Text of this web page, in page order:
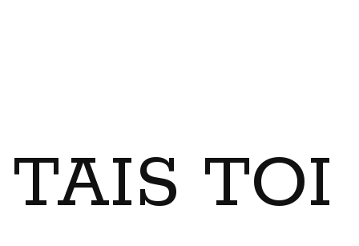
TAIS TOI